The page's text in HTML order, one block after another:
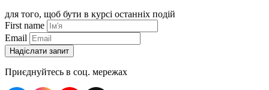
для того, щоб бути в курсі останніх подій
First name
Email
Приєднуйтесь в соц. мережах